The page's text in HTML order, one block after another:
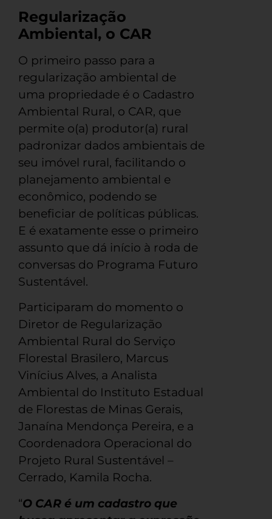
Regularização
Ambiental, o CAR
O primeiro passo para a
regularização ambiental de
uma propriedade é o Cadastro
Ambiental Rural, o CAR, que
permite o(a) produtor(a) rural
padronizar dados ambientais de
seu imóvel rural, facilitando o
planejamento ambiental e
econômico, podendo se
beneficiar de políticas públicas.
E é exatamente esse o primeiro
assunto que dá início à roda de
conversas do Programa Futuro
Sustentável.
Participaram do momento o
Diretor de Regularização
Ambiental Rural do Serviço
Florestal Brasilero, Marcus
Vinícius Alves, a Analista
Ambiental do Instituto Estadual
de Florestas de Minas Gerais,
Janaína Mendonça Pereira, e a
Coordenadora Operacional do
Projeto Rural Sustentável –
Cerrado, Kamila Rocha.
“O CAR é um cadastro que